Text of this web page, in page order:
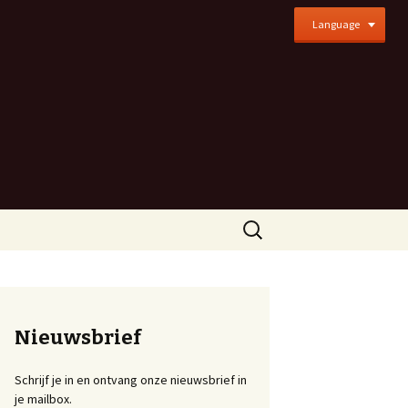
Language
Zoeken
naar:
Nieuwsbrief
Schrijf je in en ontvang onze nieuwsbrief in
je mailbox.